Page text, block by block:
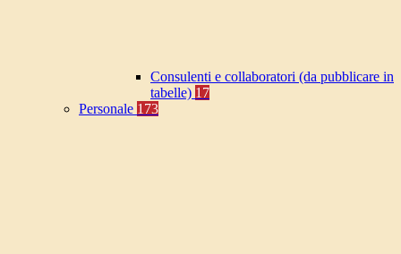
Consulenti e collaboratori (da pubblicare in
tabelle) 17
Personale 173